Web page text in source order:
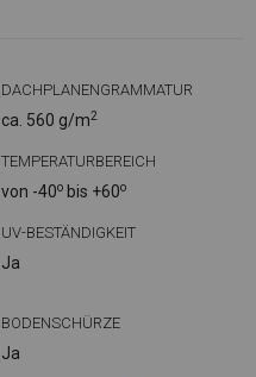
DACHPLANENGRAMMATUR
ca. 560 g/m2
TEMPERATURBEREICH
von -40o bis +60o
UV-BESTÄNDIGKEIT
Ja
BODENSCHÜRZE
Ja